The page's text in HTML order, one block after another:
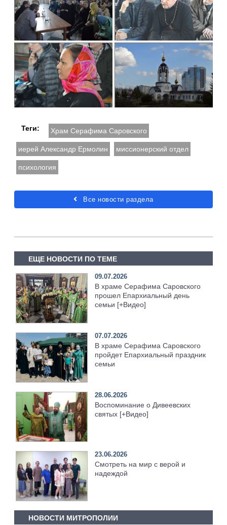
Теги: Храм Серафима Саровского
иерей Александр Ермолин миссионерский отдел
психология
Все новости раздела
ЕЩЕ НОВОСТИ ПО ТЕМЕ
09.07.2026
В храме Серафима Саровского
прошел Епархиальный день
семьи [+Видео]
07.07.2026
В храме Серафима Саровского
пройдет Епархиальный праздник
семьи
28.06.2026
Воспоминание о Дивеевских
святых [+Видео]
23.06.2026
Смотреть на мир с верой и
надеждой
НОВОСТИ МИТРОПОЛИИ